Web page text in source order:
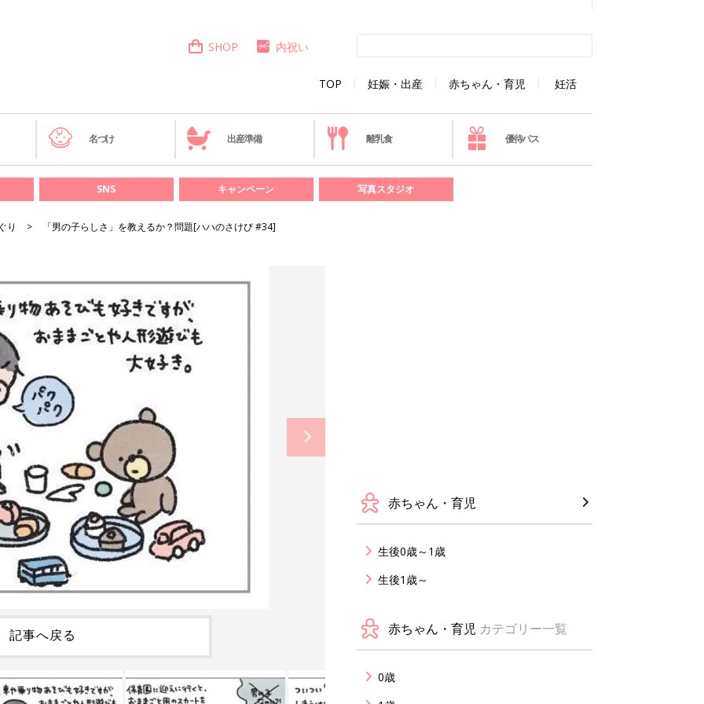
TOP 妊娠・出産 赤ちゃん・育児 妊活
SHOP 内祝い
名づけ 出産準備 離乳食 優待パス
SNS キャンペーン 写真スタジオ
り 「男の子らしさ」を教えるか？問題[ハハのさけび #34]
記事へ戻る
赤ちゃん・育児
生後0歳～1歳
生後1歳～
赤ちゃん・育児 カテゴリー一覧
0歳